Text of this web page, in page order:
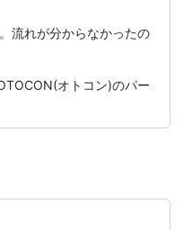
流れが分からなかったの
オトコン)のパー